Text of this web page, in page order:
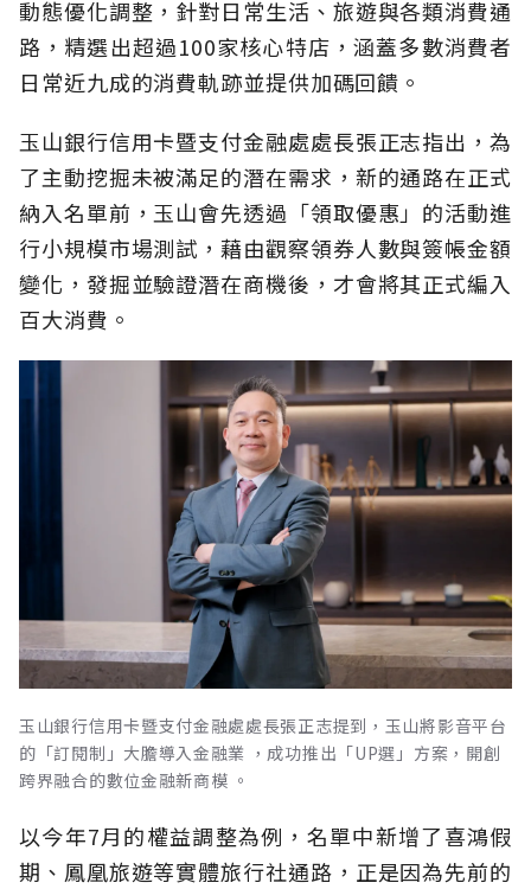
動態優化調整，針對日常生活、旅遊與各類消費通
路，精選出超過100家核心特店，涵蓋多數消費者
日常近九成的消費軌跡並提供加碼回饋。
玉山銀行信用卡暨支付金融處處長張正志指出，為
了主動挖掘未被滿足的潛在需求，新的通路在正式
納入名單前，玉山會先透過「領取優惠」的活動進
行小規模市場測試，藉由觀察領券人數與簽帳金額
變化，發掘並驗證潛在商機後，才會將其正式編入
百大消費。
玉山銀行信用卡暨支付金融處處長張正志提到，玉山將影音平台
的「訂閱制」大膽導入金融業 ，成功推出「UP選」方案，開創
跨界融合的數位金融新商模 。
以今年7月的權益調整為例，名單中新增了喜鴻假
期、鳳凰旅遊等實體旅行社通路，正是因為先前的